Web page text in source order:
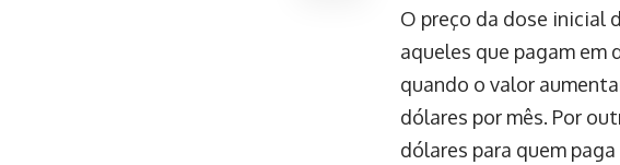
O preço da dose inicial
aqueles que pagam em
quando o valor
dólares por mês. Por
dólares para quem